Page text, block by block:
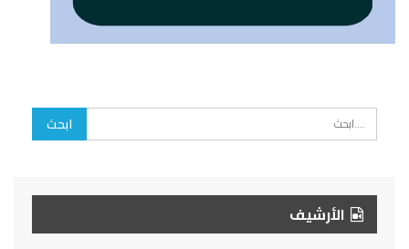
الأرشيف